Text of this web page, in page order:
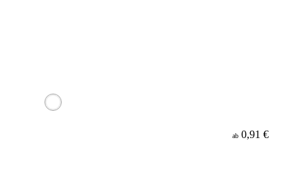
ab 0,91 €